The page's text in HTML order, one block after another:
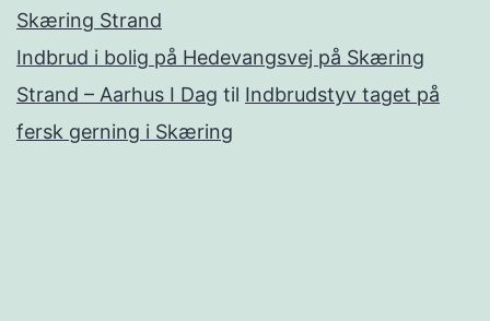
Skæring Strand
Indbrud i bolig på Hedevangsvej på Skæring
Strand – Aarhus I Dag til Indbrudstyv taget på
fersk gerning i Skæring